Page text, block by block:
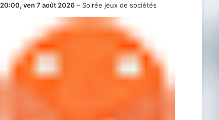
20:00, ven 7 août 2026 – Soirée jeux de sociétés